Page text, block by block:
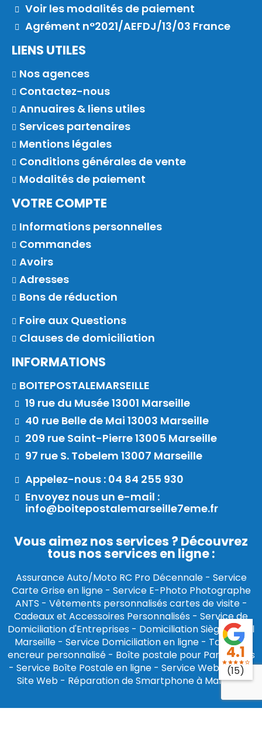
Voir les modalités de paiement
Agrément n°2021/AEFDJ/13/03 France
LIENS UTILES
Nos agences
Contactez-nous
Annuaires & liens utiles
Services partenaires
Mentions légales
Conditions générales de vente
Modalités de paiement
VOTRE COMPTE
Informations personnelles
Commandes
Avoirs
Adresses
Bons de réduction
Foire aux Questions
Clauses de domiciliation
INFORMATIONS
BOITEPOSTALEMARSEILLE
19 rue du Musée 13001 Marseille
40 rue Belle de Mai 13003 Marseille
209 rue Saint-Pierre 13005 Marseille
97 rue S. Tobelem 13007 Marseille
Appelez-nous : 04 84 255 930
Envoyez nous un e-mail :
info@boitepostalemarseille7eme.fr
Vous aimez nos services ? Découvrez
tous nos services en ligne :
Assurance Auto/Moto RC Pro Décennale- Service
Carte Grise en ligne- Service E-Photo Photographe
ANTS - Vêtements personnalisés cartes de visite-
Cadeaux et Accessoires Personnalisés - Service de
Domiciliation d'Entreprises - Domiciliation Siège Social
Marseille- Service Domiciliation en ligne- Tampon
encreur personnalisé- Boîte postale pour Particuliers
- Service Boîte Postale en ligne - Service Webmaster
Site Web- Réparation de Smartphone à Marseille
4.1
star starstar star star_border
(15)